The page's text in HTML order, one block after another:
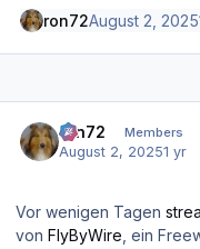
ron72August 2, 2025
ron72 Members
August 2, 20251 yr
Vor wenigen Tagen
von FlyByWire , ein